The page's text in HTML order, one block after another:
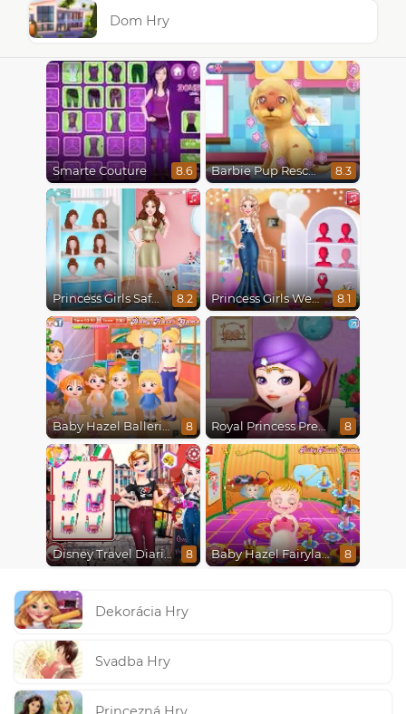
Dom Hry
Smarte Couture 8.6 Barbie Pup Rescue 8.3
Princess Girls Safari Trip 8.2 Princess Girls Wedding Trip 8.1
Baby Hazel Ballerina Dance 8 Royal Princess Pregnant 8
Disney Travel Diaries: City Break 8 Baby Hazel Fairyland Ballet 8
Dekorácia Hry
Svadba Hry